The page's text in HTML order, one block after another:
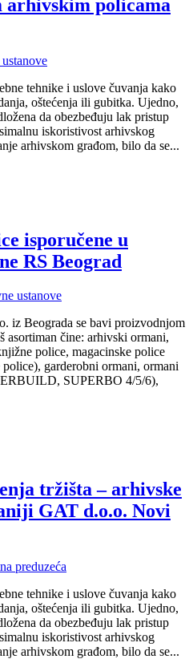
arhivskim policama
tehnike i uslove čuvanja kako
oštećenja ili gubitka. Ujedno,
da obezbeđuju lak pristup
iskoristivost arhivskog
arhivskom građom, bilo da se...
isporučene u
RS Beograd
ustanove
iz Beograda se bavi proizvodnjom
asortiman čine: arhivski ormani,
police, magacinske police
garderobni ormani, ormani
SUPERBO 4/5/6),
tržišta – arhivske
GAT d.o.o. Novi
preduzeća
tehnike i uslove čuvanja kako
oštećenja ili gubitka. Ujedno,
da obezbeđuju lak pristup
iskoristivost arhivskog
arhivskom građom, bilo da se...